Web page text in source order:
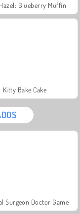
Blueberry Muffin
Kitty Bake Cake
Surgeon Doctor Game